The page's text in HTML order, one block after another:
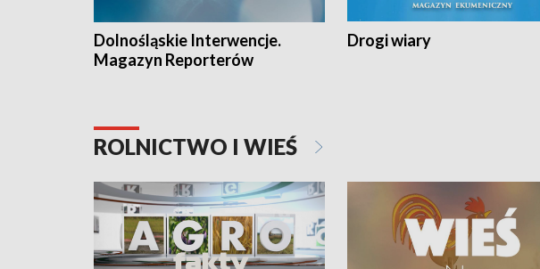
Dolnośląskie Interwencje.
Magazyn Reporterów
Drogi wiary
ROLNICTWO I WIEŚ